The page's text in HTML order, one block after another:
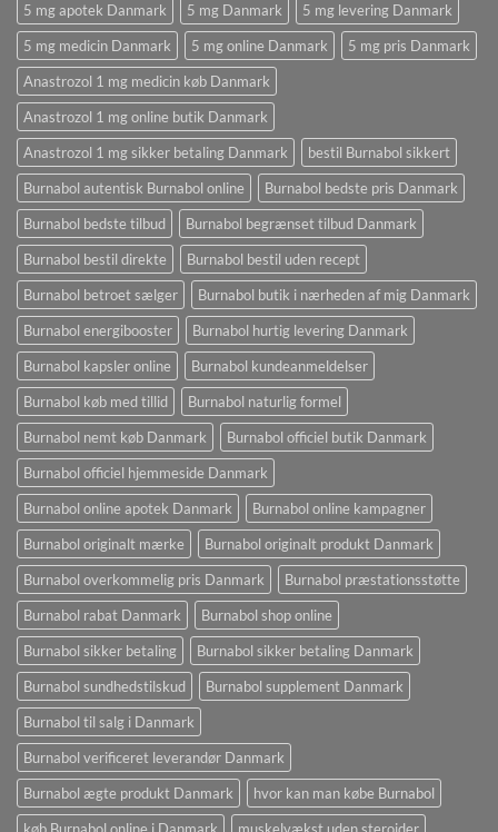
5 mg apotek Danmark 5 mg Danmark
5 mg levering Danmark
5 mg medicin Danmark
5 mg online Danmark
5 mg pris Danmark
Anastrozol 1 mg medicin køb Danmark
Anastrozol 1 mg online butik Danmark
Anastrozol 1 mg sikker betaling Danmark
bestil Burnabol sikkert
Burnabol autentisk Burnabol online
Burnabol bedste pris Danmark
Burnabol bedste tilbud
Burnabol begrænset tilbud Danmark
Burnabol bestil direkte
Burnabol bestil uden recept
Burnabol betroet sælger
Burnabol butik i nærheden af ​​mig Danmark
Burnabol energibooster
Burnabol hurtig levering Danmark
Burnabol kapsler online
Burnabol kundeanmeldelser
Burnabol køb med tillid
Burnabol naturlig formel
Burnabol nemt køb Danmark
Burnabol officiel butik Danmark
Burnabol officiel hjemmeside Danmark
Burnabol online apotek Danmark
Burnabol online kampagner
Burnabol originalt mærke
Burnabol originalt produkt Danmark
Burnabol overkommelig pris Danmark
Burnabol præstationsstøtte
Burnabol rabat Danmark
Burnabol shop online
Burnabol sikker betaling
Burnabol sikker betaling Danmark
Burnabol sundhedstilskud
Burnabol supplement Danmark
Burnabol til salg i Danmark
Burnabol verificeret leverandør Danmark
Burnabol ægte produkt Danmark
hvor kan man købe Burnabol